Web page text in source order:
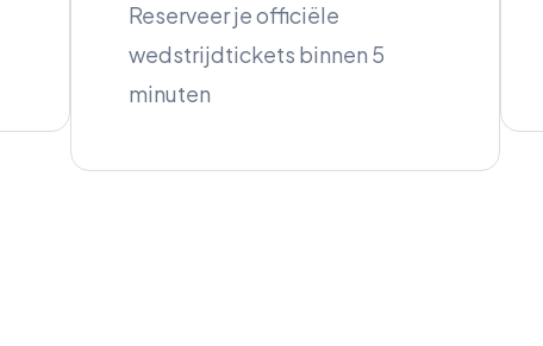
Reserveer je officiële
wedstrijdtickets binnen 5
minuten